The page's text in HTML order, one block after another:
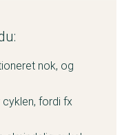
nok, og
fordi fx